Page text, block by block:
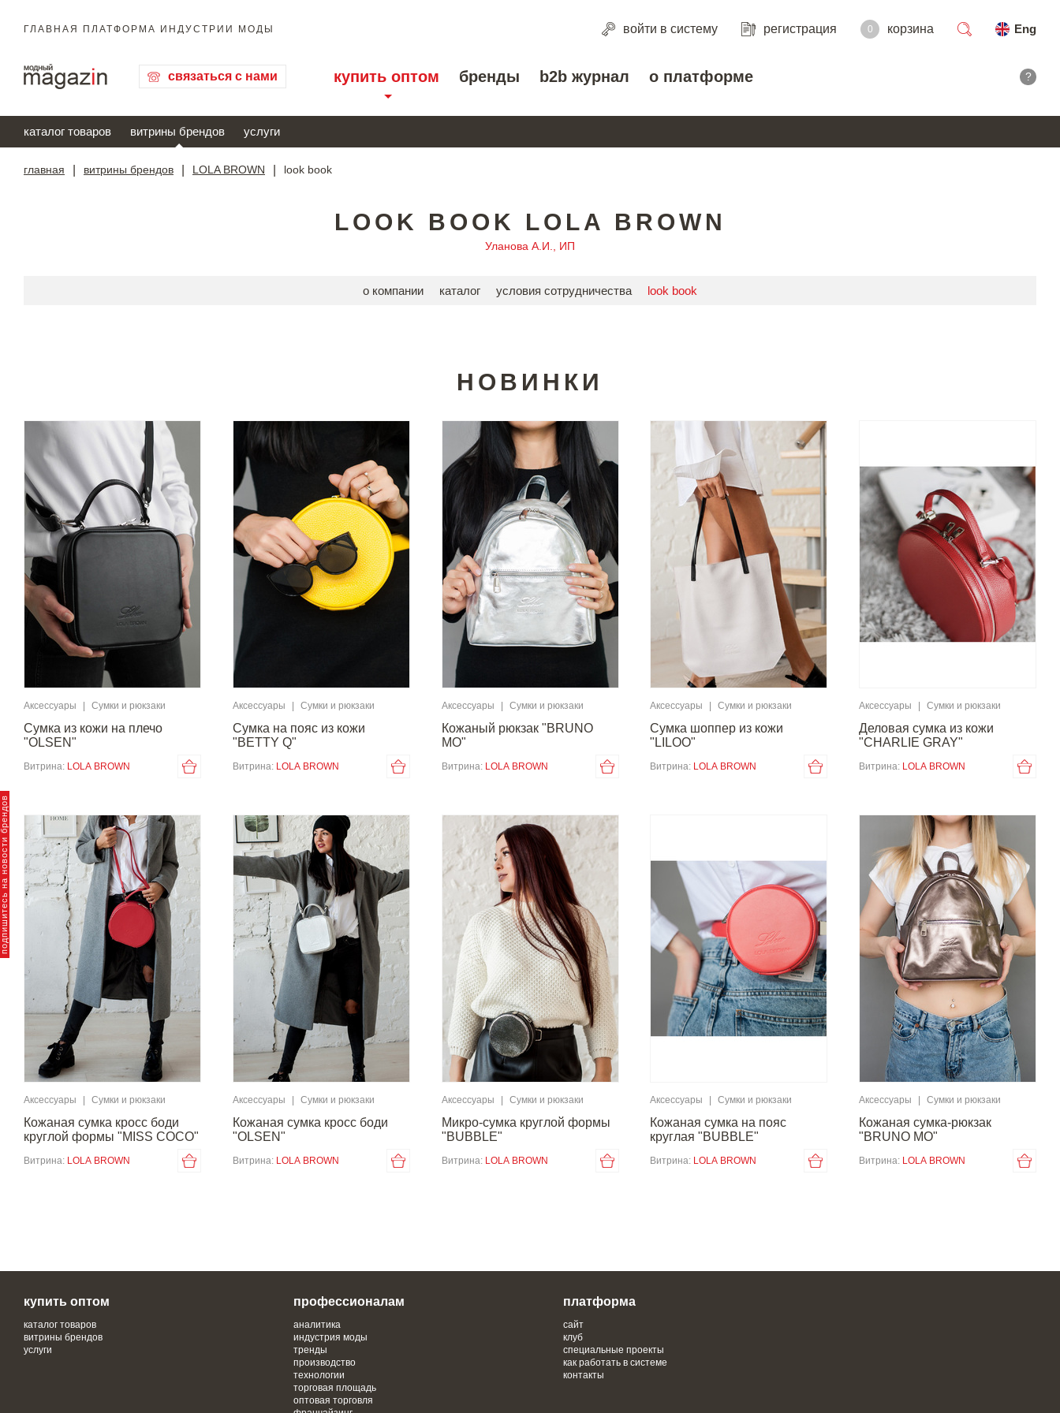
брендов
ГЛАВНАЯ ПЛАТФОРМА ИНДУСТРИИ МОДЫ войти в систему регистрация 0 корзина
Eng
связаться с нами купить оптом бренды b2b журнал о платформе ?
каталог товаров витрины брендов услуги
главная витрины брендов LOLA BROWN look book
LOOK BOOK LOLA BROWN
Уланова А.И., ИП
о компании каталог условия сотрудничества look book
НОВИНКИ
Аксессуары Сумки и рюкзаки
Сумка из кожи на плечо
"OLSEN"
Витрина: LOLA BROWN
Аксессуары Сумки и рюкзаки
Сумка на пояс из кожи
"BETTY Q"
Витрина: LOLA BROWN
Аксессуары Сумки и рюкзаки
Кожаный рюкзак "BRUNO
MO"
Витрина: LOLA BROWN
Аксессуары Сумки и рюкзаки
Сумка шоппер из кожи
"LILOO"
Витрина: LOLA BROWN
Аксессуары Сумки и рюкзаки
Деловая сумка из кожи
"CHARLIE GRAY"
Витрина: LOLA BROWN
Аксессуары Сумки и рюкзаки
Кожаная сумка кросс боди
круглой формы "MISS COCO"
Витрина: LOLA BROWN
Аксессуары Сумки и рюкзаки
Кожаная сумка кросс боди
"OLSEN"
Витрина: LOLA BROWN
Аксессуары Сумки и рюкзаки
Микро-сумка круглой формы
"BUBBLE"
Витрина: LOLA BROWN
Аксессуары Сумки и рюкзаки
Кожаная сумка на пояс
круглая "BUBBLE"
Витрина: LOLA BROWN
Аксессуары Сумки и рюкзаки
Кожаная сумка-рюкзак
"BRUNO MO"
Витрина: LOLA BROWN
купить оптом
каталог товаров
витрины брендов
услуги
профессионалам
аналитика
индустрия моды
тренды
производство
технологии
торговая площадь
оптовая торговля
платформа
сайт
клуб
специальные проекты
как работать в системе
контакты